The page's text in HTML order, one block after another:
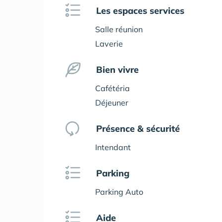
Les espaces services
Salle réunion
Laverie
Bien vivre
Cafétéria
Déjeuner
Présence & sécurité
Intendant
Parking
Parking Auto
Aide